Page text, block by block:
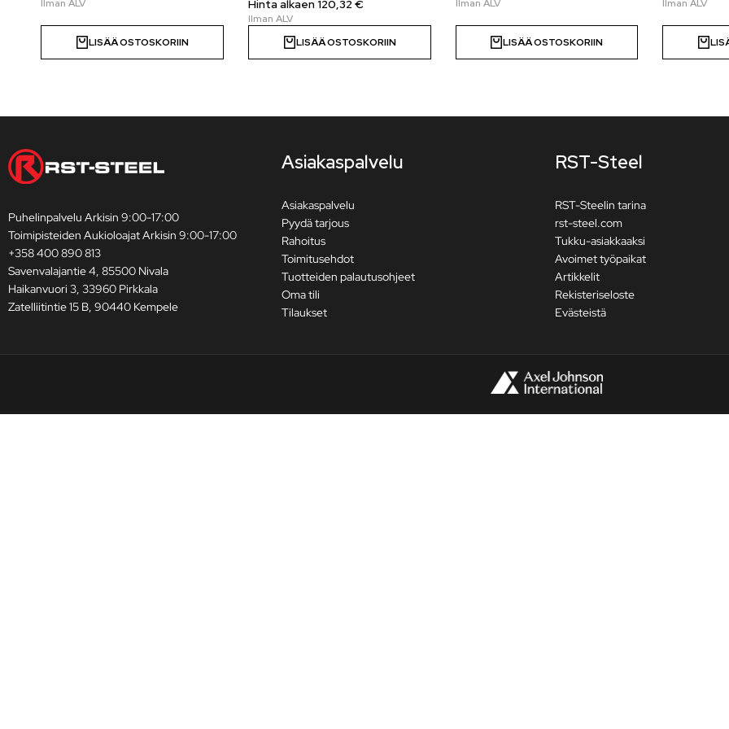
LISÄÄ OSTOSKORIIN
Hinta alkaen 120,32 €
LISÄÄ OSTOSKORIIN LISÄÄ OSTOSKORIIN
Puhelinpalvelu Arkisin 9:00-17:00
Toimipisteiden Aukioloajat Arkisin 9:00-17:00
+358 400 890 813
Savenvalajantie 4, 85500 Nivala
Haikanvuori 3, 33960 Pirkkala
Zatelliitintie 15 B, 90440 Kempele
Asiakaspalvelu
Asiakaspalvelu
Pyydä tarjous
Rahoitus
Toimitusehdot
Tuotteiden palautusohjeet
Oma tili
Tilaukset
RST-Steel
RST-Steelin tarina
rst-steel.com
Tukku-asiakkaaksi
Avoimet työpaikat
Artikkelit
Rekisteriseloste
Evästeistä